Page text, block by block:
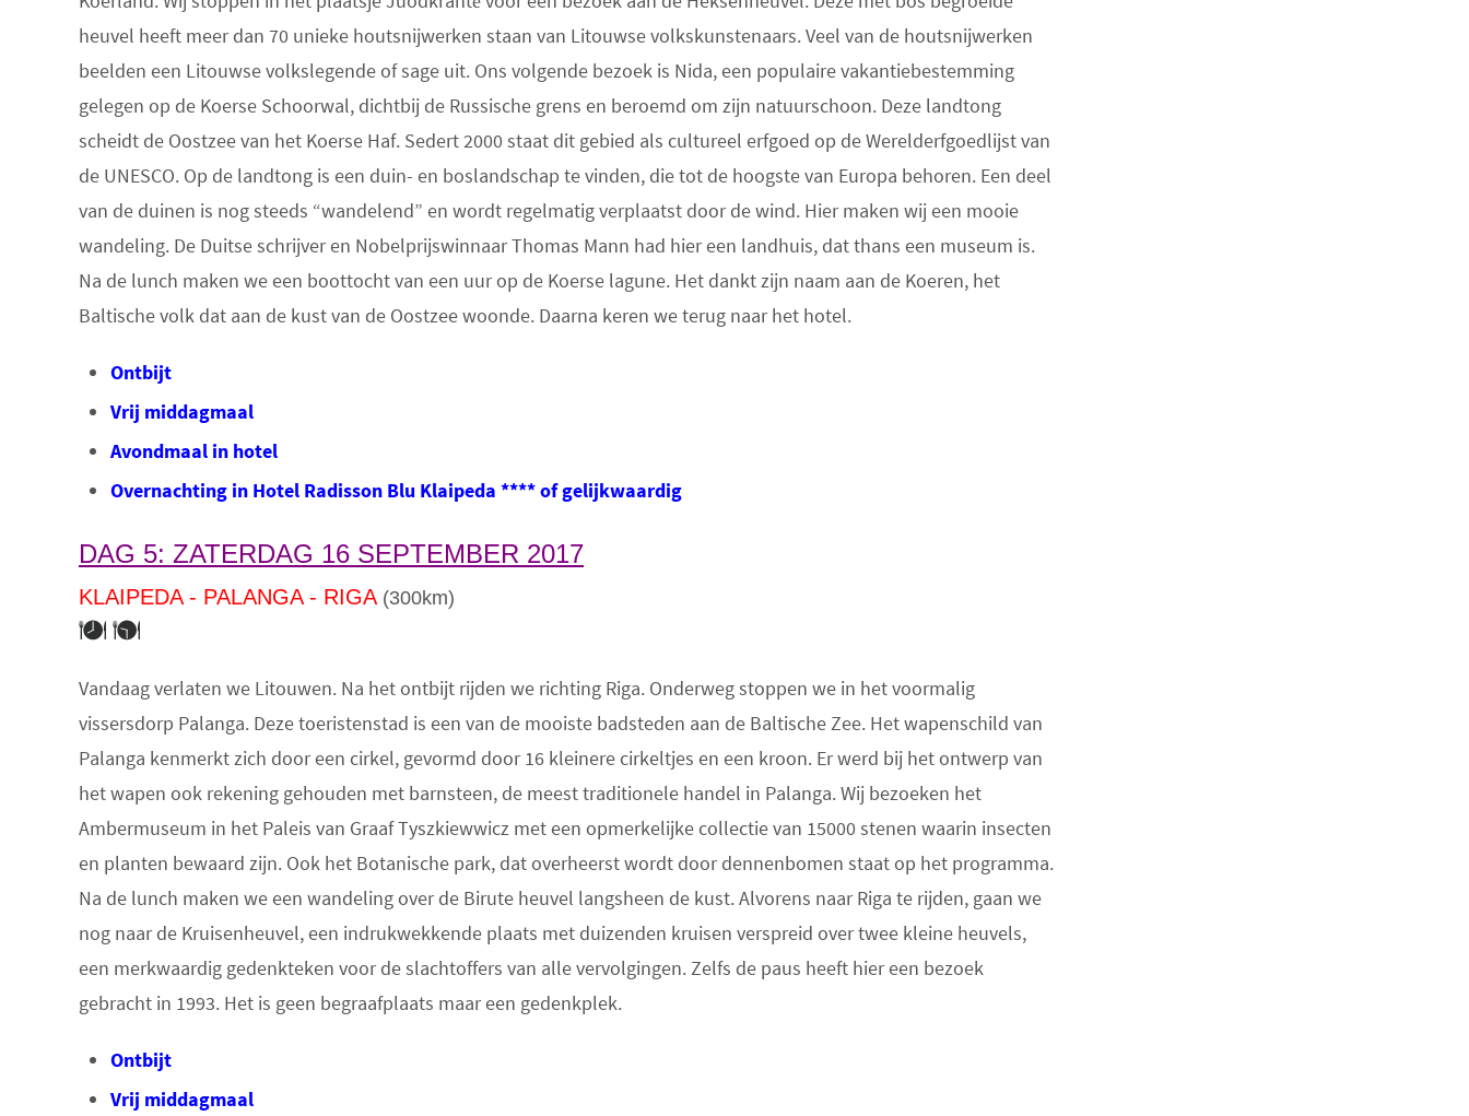
heuvel heeft meer dan 70 unieke houtsnijwerken staan van Litouwse volkskunstenaars. Veel van de houtsnijwerken
beelden een Litouwse volkslegende of sage uit. Ons volgende bezoek is Nida, een populaire vakantiebestemming
gelegen op de Koerse Schoorwal, dichtbij de Russische grens en beroemd om zijn natuurschoon. Deze landtong
scheidt de Oostzee van het Koerse Haf. Sedert 2000 staat dit gebied als cultureel erfgoed op de Werelderfgoedlijst van
de UNESCO. Op de landtong is een duin- en boslandschap te vinden, die tot de hoogste van Europa behoren. Een deel
van de duinen is nog steeds “wandelend” en wordt regelmatig verplaatst door de wind. Hier maken wij een mooie
wandeling. De Duitse schrijver en Nobelprijswinnaar Thomas Mann had hier een landhuis, dat thans een museum is.
Na de lunch maken we een boottocht van een uur op de Koerse lagune. Het dankt zijn naam aan de Koeren, het
Baltische volk dat aan de kust van de Oostzee woonde. Daarna keren we terug naar het hotel.
Ontbijt
Vrij middagmaal
Avondmaal in hotel
Overnachting in Hotel Radisson Blu Klaipeda **** of gelijkwaardig
DAG 5: ZATERDAG 16 SEPTEMBER 2017
KLAIPEDA - PALANGA - RIGA(300km)
Vandaag verlaten we Litouwen. Na het ontbijt rijden we richting Riga. Onderweg stoppen we in het voormalig
vissersdorp Palanga. Deze toeristenstad is een van de mooiste badsteden aan de Baltische Zee. Het wapenschild van
Palanga kenmerkt zich door een cirkel, gevormd door 16 kleinere cirkeltjes en een kroon. Er werd bij het ontwerp van
het wapen ook rekening gehouden met barnsteen, de meest traditionele handel in Palanga. Wij bezoeken het
Ambermuseum in het Paleis van Graaf Tyszkiewwicz met een opmerkelijke collectie van 15000 stenen waarin insecten
en planten bewaard zijn. Ook het Botanische park, dat overheerst wordt door dennenbomen staat op het programma.
Na de lunch maken we een wandeling over de Birute heuvel langsheen de kust. Alvorens naar Riga te rijden, gaan we
nog naar de Kruisenheuvel, een indrukwekkende plaats met duizenden kruisen verspreid over twee kleine heuvels,
een merkwaardig gedenkteken voor de slachtoffers van alle vervolgingen. Zelfs de paus heeft hier een bezoek
gebracht in 1993. Het is geen begraafplaats maar een gedenkplek.
Ontbijt
Vrij middagmaal